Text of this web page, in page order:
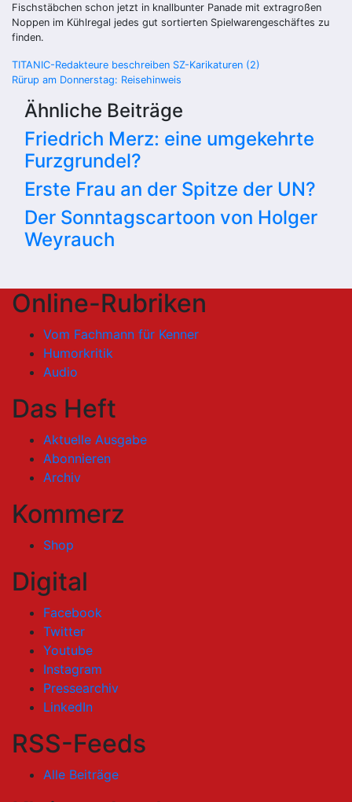
Fischstäbchen schon jetzt in knallbunter Panade mit extragroßen
Noppen im Kühlregal jedes gut sortierten Spielwarengeschäftes zu
finden.
Beitragsnavigation
TITANIC-Redakteure beschreiben SZ-Karikaturen (2)
Rürup am Donnerstag: Reisehinweis
Ähnliche Beiträge
Friedrich Merz: eine umgekehrte
Furzgrundel?
Erste Frau an der Spitze der UN?
Der Sonntagscartoon von Holger
Weyrauch
Online-Rubriken
Vom Fachmann für Kenner
Humorkritik
Audio
Das Heft
Aktuelle Ausgabe
Abonnieren
Archiv
Kommerz
Shop
Digital
Facebook
Twitter
Youtube
Instagram
Pressearchiv
LinkedIn
RSS-Feeds
Alle Beiträge